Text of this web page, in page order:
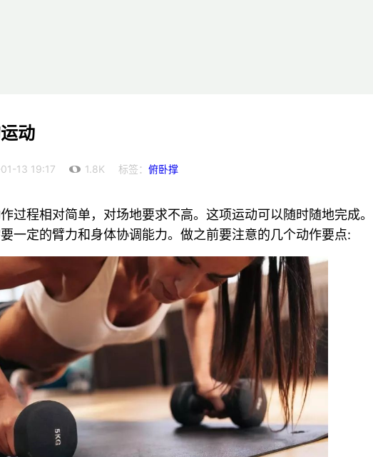
动
13 19:17 1.8K 标签： 俯卧撑
过程相对简单，对场地要求不高。这项运动可以随时随地完成。
一定的臂力和身体协调能力。做之前要注意的几个动作要点: